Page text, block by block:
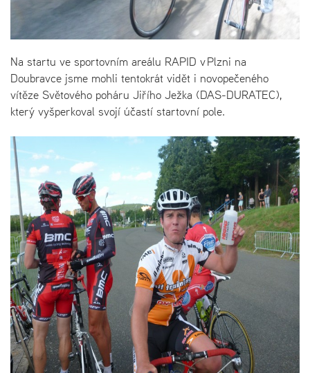
Na startu ve sportovním areálu RAPID v Plzni na
Doubravce jsme mohli tentokrát vidět i novopečeného
vítěze Světového poháru Jiřího Ježka (DAS-DURATEC),
který vyšperkoval svojí účastí startovní pole.